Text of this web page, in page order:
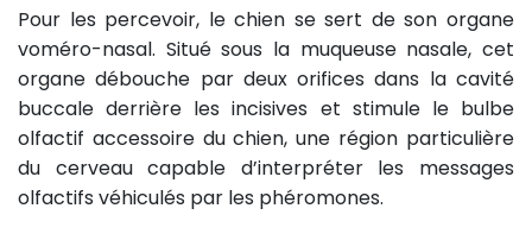
Pour les percevoir, le chien se sert de son organe
voméro-nasal. Situé sous la muqueuse nasale, cet
organe débouche par deux orifices dans la cavité
buccale derrière les incisives et stimule le bulbe
olfactif accessoire du chien, une région particulière
du cerveau capable d’interpréter les messages
olfactifs véhiculés par les phéromones.